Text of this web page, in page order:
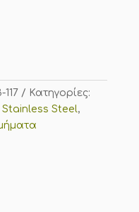
117
Κατηγορίες:
Stainless Steel,